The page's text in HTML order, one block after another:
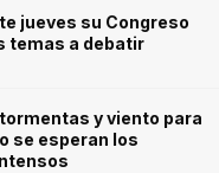
jueves su Congreso
temas a debatir
y viento para
se esperan los